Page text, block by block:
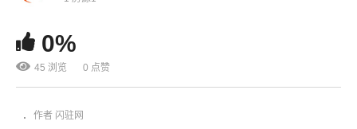
相城太平3200方多层厂房出租
0%
45 浏览 0 点赞
作者 闪驻网